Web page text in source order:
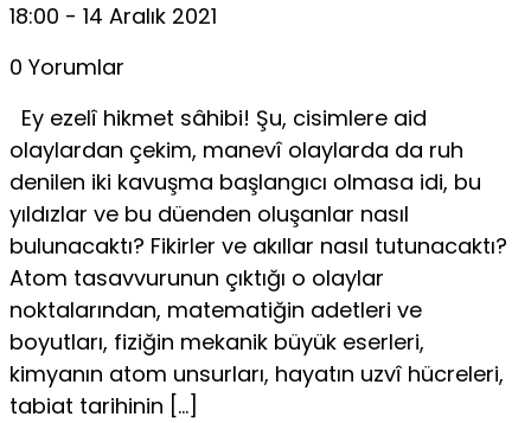
18:00 - 14 Aralık 2021
0 Yorumlar
Ey ezelî hikmet sâhibi! Şu, cisimlere aid
olaylardan çekim, manevî olaylarda da ruh
denilen iki kavuşma başlangıcı olmasa idi, bu
yıldızlar ve bu düenden oluşanlar nasıl
bulunacaktı? Fikirler ve akıllar nasıl tutunacaktı?
Atom tasavvurunun çıktığı o olaylar
noktalarından, matematiğin adetleri ve
boyutları, fiziğin mekanik büyük eserleri,
kimyanın atom unsurları, hayatın uzvî hücreleri,
tabiat tarihinin […]